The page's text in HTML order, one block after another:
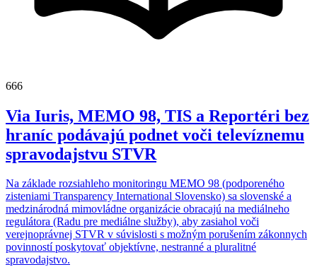
666
Via Iuris, MEMO 98, TIS a Reportéri bez
hraníc podávajú podnet voči televíznemu
spravodajstvu STVR
Na základe rozsiahleho monitoringu MEMO 98 (podporeného
zisteniami Transparency International Slovensko) sa slovenské a
medzinárodná mimovládne organizácie obracajú na mediálneho
regulátora (Radu pre mediálne služby), aby zasiahol voči
verejnoprávnej STVR v súvislosti s možným porušením zákonnych
povinností poskytovať objektívne, nestranné a pluralitné
spravodajstvo.